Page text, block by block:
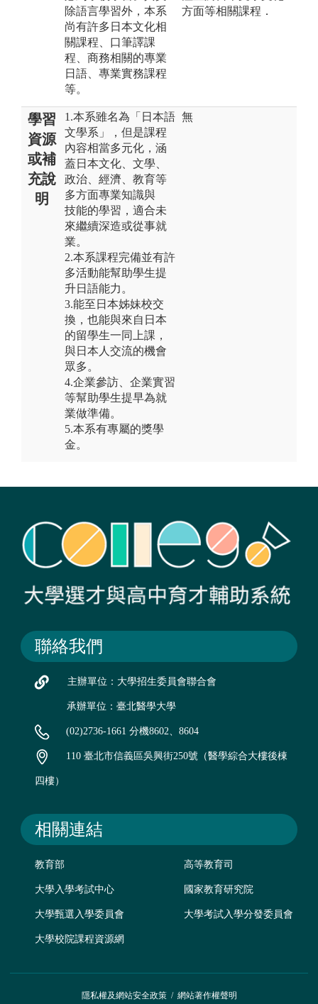
除語言學習外，本系
尚有許多日本文化相
關課程、口筆譯課
程、商務相關的專業
日語、專業實務課程
等。
方面等相關課程．
學習
資源
或補
充說
明
1.本系雖名為「日本語
文學系」，但是課程
內容相當多元化，涵
蓋日本文化、文學、
政治、經濟、教育等
多方面專業知識與
技能的學習，適合未
來繼續深造或從事就
業。
2.本系課程完備並有許
多活動能幫助學生提
升日語能力。
3.能至日本姊妹校交
換，也能與來自日本
的留學生一同上課，
與日本人交流的機會
眾多。
4.企業參訪、企業實習
等幫助學生提早為就
業做準備。
5.本系有專屬的獎學
金。
無
聯絡我們
主辦單位：大學招生委員會聯合會
承辦單位：臺北醫學大學
(02)2736-1661 分機8602、8604
110 臺北市信義區吳興街250號（醫學綜合大樓後棟
四樓）
相關連結
教育部 高等教育司
大學入學考試中心 國家教育研究院
大學甄選入學委員會 大學考試入學分發委員會
大學校院課程資源網
隱私權及網站安全政策/ 網站著作權聲明